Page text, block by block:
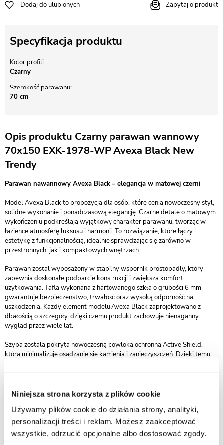
Niniejsza strona korzysta z plików cookie
Używamy plików cookie do działania strony, analityki,
personalizacji treści i reklam. Możesz zaakceptować
wszystkie, odrzucić opcjonalne albo dostosować zgody.
Dodaj do ulubionych Zapytaj o produkt
Specyfikacja produktu
Kolor profili
Czarny
Szerokość parawanu
70 cm
Opis produktu Czarny parawan wannowy
70x150 EXK-1978-WP Avexa Black New
Trendy
Parawan nawannowy Avexa Black – elegancja w matowej czerni
Model Avexa Black to propozycja dla osób, które cenią nowoczesny styl,
solidne wykonanie i ponadczasową elegancję. Czarne detale o matowym
wykończeniu podkreślają wyjątkowy charakter parawanu, tworząc w
łazience atmosferę luksusu i harmonii. To rozwiązanie, które łączy
estetykę z funkcjonalnością, idealnie sprawdzając się zarówno w
przestronnych, jak i kompaktowych wnętrzach.
Parawan został wyposażony w stabilny wspornik prostopadły, który
zapewnia doskonałe podparcie konstrukcji i zwiększa komfort
użytkowania. Tafla wykonana z hartowanego szkła o grubości 6 mm
gwarantuje bezpieczeństwo, trwałość oraz wysoką odporność na
uszkodzenia. Każdy element modelu Avexa Black zaprojektowano z
dbałością o szczegóły, dzięki czemu produkt zachowuje nienaganny
wygląd przez wiele lat.
Szyba została pokryta nowoczesną powłoką ochronną Active Shield,
która minimalizuje osadzanie się kamienia i zanieczyszczeń. Dzięki temu
przetarcie powierzchni, aby zachować jej krystaliczną przejrzystość.
Matowa czerń to symbol wyrafinowania i nowoczesności. Parawan Avexa
Black doskonale komponuje się z armaturą w tym samym odcieniu,
tworząc spójną i elegancką aranżację. Świetnie prezentuje się zarówno w
stylu loftowym, jak i w bardziej klasycznych wnętrzach, dodając im głębi i
charakteru.